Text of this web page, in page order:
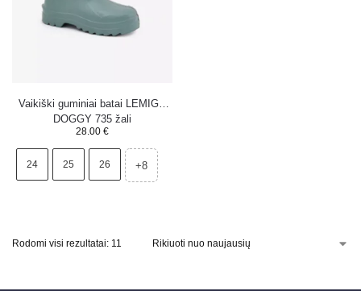
Vaikiški guminiai batai LEMIGO
DOGGY 735 žali
28.00 €
24 25 26 +8
Rodomi visi rezultatai: 11